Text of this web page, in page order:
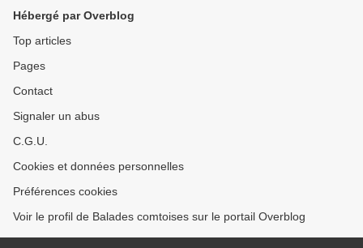
Hébergé par Overblog
Top articles
Pages
Contact
Signaler un abus
C.G.U.
Cookies et données personnelles
Préférences cookies
Voir le profil de Balades comtoises sur le portail Overblog